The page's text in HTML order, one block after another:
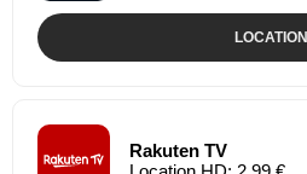
LOCATION
Rakuten TV